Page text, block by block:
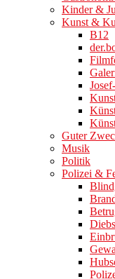
Kinder &
Kunst &
B12
Guter
Musik
Politik
Polizei &